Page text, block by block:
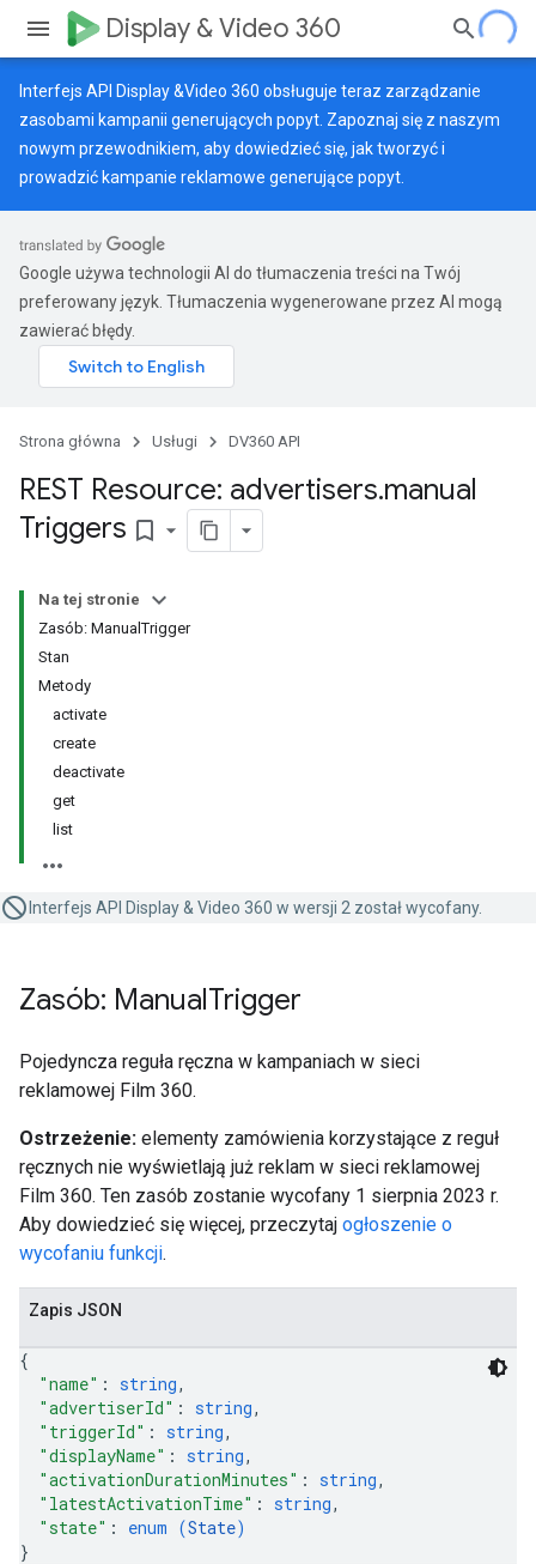
Display & Video 360
Interfejs API Display &Video 360 obsługuje teraz zarządzanie
zasobami kampanii generujących popyt. Zapoznaj się z naszym
nowym przewodnikiem, aby dowiedzieć się, jak tworzyć i
prowadzić kampanie reklamowe generujące popyt.
Google używa technologii AI do tłumaczenia treści na Twój
preferowany język. Tłumaczenia wygenerowane przez AI mogą
zawierać błędy.
Strona główna Usługi DV360 API
REST Resource: advertisers.manual
Triggers bookmark_border
Na tej stronie
Zasób: ManualTrigger
Stan
Metody
activate
create
deactivate
get
list
Interfejs API Display & Video 360 w wersji 2 został wycofany.
Zasób: ManualTrigger
Pojedyncza reguła ręczna w kampaniach w sieci
reklamowej Film 360.
Ostrzeżenie: elementy zamówienia korzystające z reguł
ręcznych nie wyświetlają już reklam w sieci reklamowej
Film 360. Ten zasób zostanie wycofany 1 sierpnia 2023 r.
Aby dowiedzieć się więcej, przeczytaj ogłoszenie o
wycofaniu funkcji.
Zapis JSON
{
"name" : string,
"advertiserId" : string,
"triggerId" : string,
"displayName" : string,
"activationDurationMinutes" : string,
"latestActivationTime" : string,
"state" : enum (State)
}